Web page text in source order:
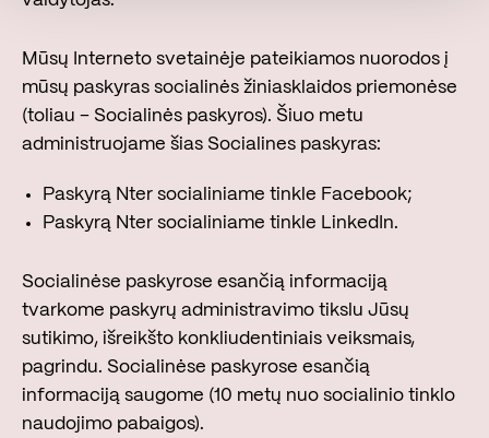
Mūsų Interneto svetainėje pateikiamos nuorodos į
mūsų paskyras socialinės žiniasklaidos priemonėse
(toliau – Socialinės paskyros). Šiuo metu
administruojame šias Socialines paskyras:
Paskyrą Nter socialiniame tinkle Facebook;
Paskyrą Nter socialiniame tinkle LinkedIn.
Socialinėse paskyrose esančią informaciją
tvarkome paskyrų administravimo tikslu Jūsų
sutikimo, išreikšto konkliudentiniais veiksmais,
pagrindu. Socialinėse paskyrose esančią
informaciją saugome (10 metų nuo socialinio tinklo
naudojimo pabaigos).